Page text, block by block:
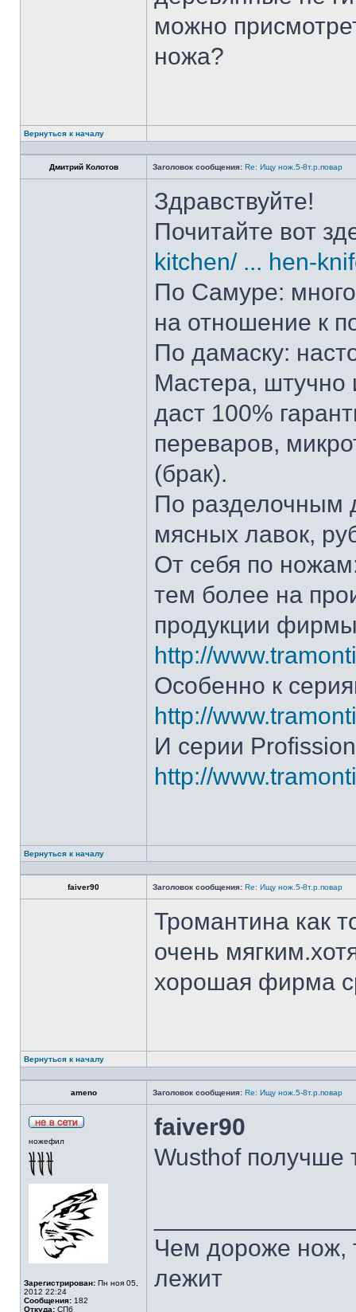
можно
ножа?
Вернуться к началу
Дмитрий Колотов Заголовок сообщения: Re: Ищу нож.5-8т.р.повар
Здравствуйте!
Почитайте вот
kitchen/ ... hen-
По Самуре: много
на отношение к
По дамаску:
Мастера, штучно
даст 100%
переваров,
(брак).
По разделочным
мясных лавок,
От себя по
тем более на
продукции
http://
Особенно к
http://
И серии
http://
Вернуться к началу
faiver90 Заголовок сообщения: Re: Ищу нож.5-8т.р.повар
Тромантина как
очень
хорошая фирма
Вернуться к началу
ameno Заголовок сообщения: Re: Ищу нож.5-8т.р.повар
ножефил
Зарегистрирован: Пн ноя 05,
2012 22:24
Сообщения: 182
Откуда: СПб
faiver90
Wusthof получше
Чем дороже нож,
лежит